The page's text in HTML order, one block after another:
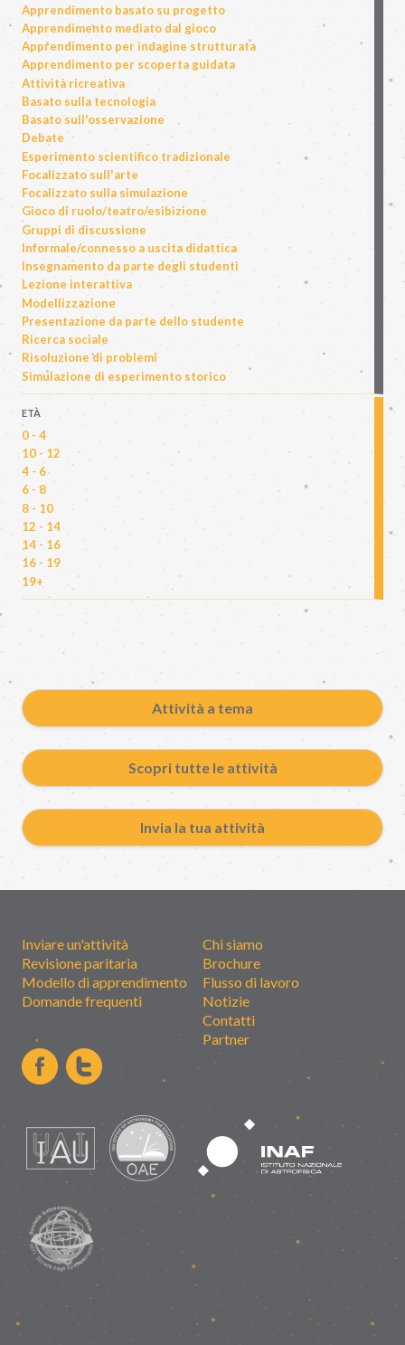
Apprendimento basato su progetto
Apprendimento mediato dal gioco
Apprendimento per indagine strutturata
Apprendimento per scoperta guidata
Attività ricreativa
Basato sulla tecnologia
Basato sull'osservazione
Debate
Esperimento scientifico tradizionale
Focalizzato sull'arte
Focalizzato sulla simulazione
Gioco di ruolo/teatro/esibizione
Gruppi di discussione
Informale/connesso a uscita didattica
Insegnamento da parte degli studenti
Lezione interattiva
Modellizzazione
Presentazione da parte dello studente
Ricerca sociale
Risoluzione di problemi
Simulazione di esperimento storico
ETÀ
0 - 4
10 - 12
4 - 6
6 - 8
8 - 10
12 - 14
14 - 16
16 - 19
19+
Attività a tema
Scopri tutte le attività
Invia la tua attività
Inviare un'attività
Revisione paritaria
Modello di apprendimento
Domande frequenti
Chi siamo
Brochure
Flusso di lavoro
Notizie
Contatti
Partner